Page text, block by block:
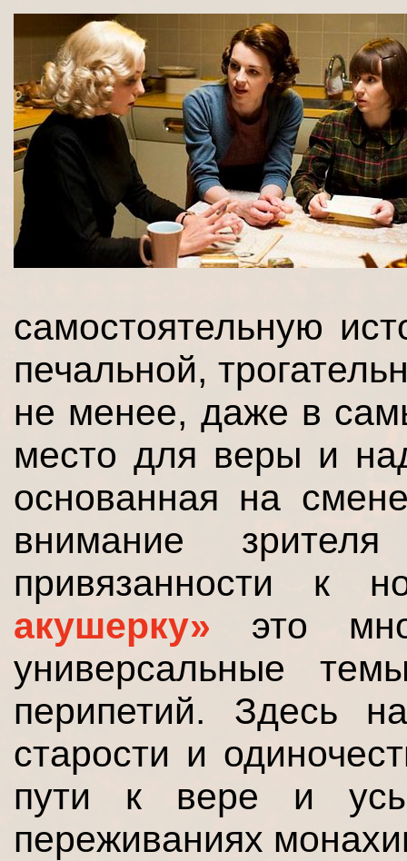
самостоятельную
печальной,
не менее, даже в
место для веры и
основанная на
внимание
привязанности к
акушерку»
это
универсальные
перипетий. Здесь
старости и
пути к вере и
переживаниях